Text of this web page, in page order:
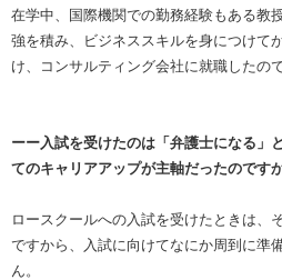
在学中、国際機関での勤務経験もある教
強を積み、ビジネススキルを身につけて
け、コンサルティング会社に就職したので
ーー入試を受けたのは「弁護士になる」
てのキャリアアップが主軸だったのです
ロースクールへの入試を受けたときは、
ですから、入試に向けてなにか周到に準
ん。